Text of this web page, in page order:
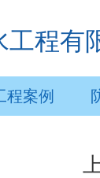
程案例
工程有